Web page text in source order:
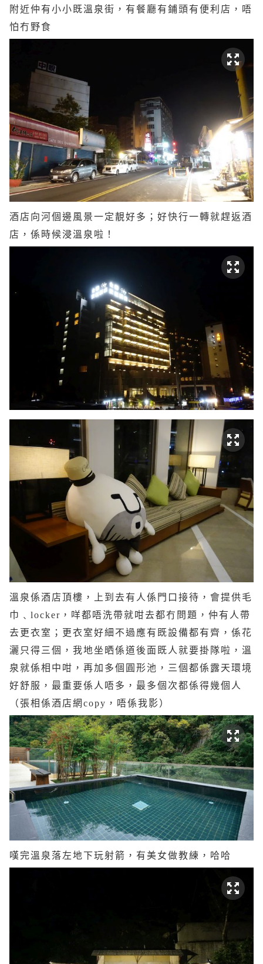
附近仲有小小既溫泉街，有餐廳有鋪頭有便利店，唔
怕冇野食
酒店向河個邊風景一定靚好多；好快行一轉就趕返酒
店，係時候浸溫泉啦！
溫泉係酒店頂樓，上到去有人係門口接待，會提供毛
巾﹑locker，咩都唔洗帶就咁去都冇問題，仲有人帶
去更衣室；更衣室好細不過應有既設備都有齊，係花
灑只得三個，我地坐晒係道後面既人就要掛隊啦，溫
泉就係相中咁，再加多個圓形池，三個都係露天環境
好舒服，最重要係人唔多，最多個次都係得幾個人
（張相係酒店網copy，唔係我影）
嘆完溫泉落左地下玩射箭，有美女做教練，哈哈